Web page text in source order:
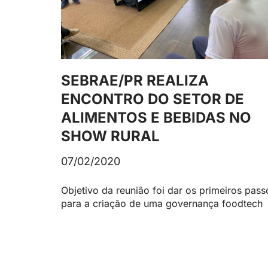
SEBRAE/PR REALIZA
ENCONTRO DO SETOR DE
ALIMENTOS E BEBIDAS NO
SHOW RURAL
07/02/2020
Objetivo da reunião foi dar os primeiros
para a criação de uma governança foodtech